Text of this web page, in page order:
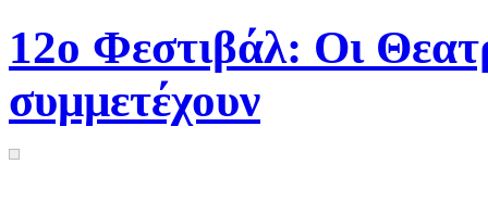
12ο Φεστιβάλ: Οι
συμμετέχουν